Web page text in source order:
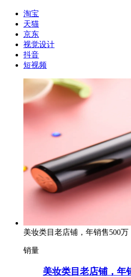
淘宝
天猫
京东
视觉设计
抖音
短视频
美妆类目老店铺，年销售500万
销量
美妆类目老店铺，年